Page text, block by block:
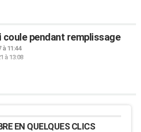
coule pendant remplissage
à 11:44
à 13:08
EN QUELQUES CLICS